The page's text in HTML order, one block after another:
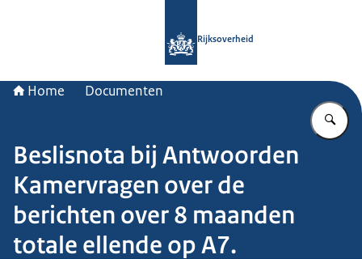
Rijksoverheid
Home Documenten
Beslisnota bij Antwoorden
Kamervragen over de
berichten over 8 maanden
totale ellende op A7.